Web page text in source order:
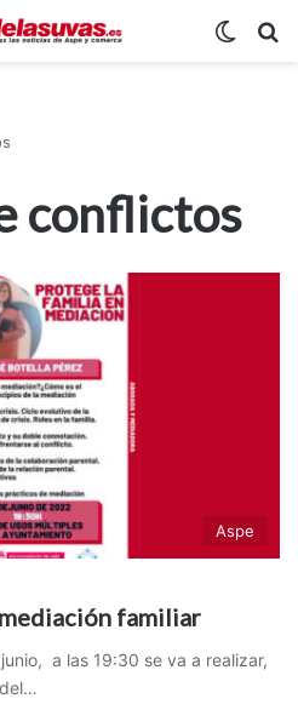
conflictos
Aspe
familiar
a las 19:30 se va a realizar,